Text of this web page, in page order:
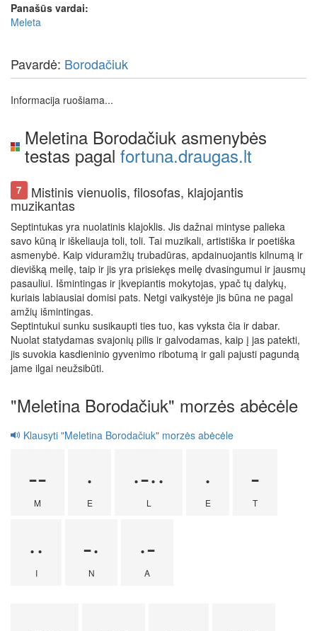
Panašūs vardai:
Meleta
Pavardė: Borodačiuk
Informacija ruošiama...
Meletina Borodačiuk asmenybės
testas pagal fortuna.draugas.lt
7 Mistinis vienuolis, filosofas, klajojantis
muzikantas
Septintukas yra nuolatinis klajoklis. Jis dažnai mintyse palieka
savo kūną ir iškeliauja toli, toli. Tai muzikali, artistiška ir poetiška
asmenybė. Kaip viduramžių trubadūras, apdainuojantis kilnumą ir
dievišką meilę, taip ir jis yra prisiekęs meilę dvasingumui ir jausmų
pasauliui. Išmintingas ir įkvepiantis mokytojas, ypač tų dalykų,
kuriais labiausiai domisi pats. Netgi vaikystėje jis būna ne pagal
amžių išmintingas.
Septintukui sunku susikaupti ties tuo, kas vyksta čia ir dabar.
Nuolat statydamas svajonių pilis ir galvodamas, kaip į jas patekti,
jis suvokia kasdieninio gyvenimo ribotumą ir gali pajusti pagundą
jame ilgai neužsibūti.
"Meletina Borodačiuk" morzės abėcėle
Klausyti "Meletina Borodačiuk" morzės abėcėle
--
M
·
E
·-··
L
·
E
-
T
··
I
-·
N
·-
A